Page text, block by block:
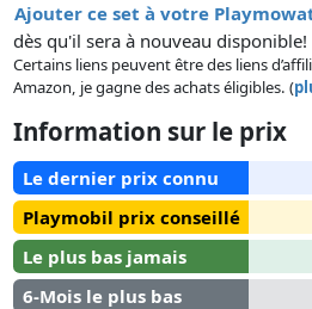
Le coffret comprend deux
dragon, deux bâtiments reliés entre
laquelle on peut accrocher des
Ajouter ce set à votre
dès qu'il sera à nouveau disponible!
Certains liens peuvent être des liens
Amazon, je gagne des achats éligibles. (
Information sur le prix
Le dernier prix connu
Playmobil prix conseillé
Le plus bas jamais
6-Mois le plus bas